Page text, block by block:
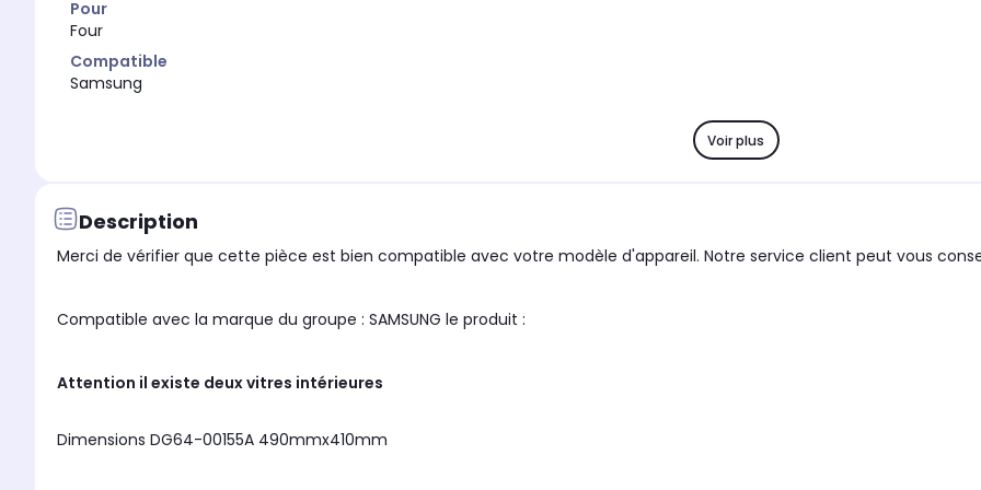
Pour
Four
Compatible
Samsung
Voir plus
Description
Merci de vérifier que cette pièce est bien compatible avec votre modèle d'appareil. Notre service client peut vous
Compatible avec la marque du groupe : SAMSUNG le produit :
Attention il existe deux vitres intérieures
Dimensions DG64-00155A 490mmx410mm